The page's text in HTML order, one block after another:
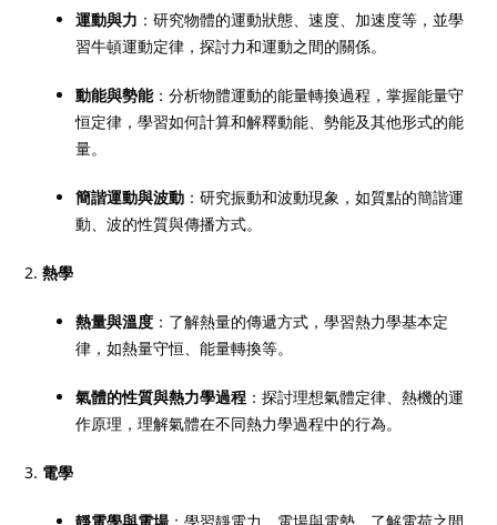
運動與力 ：研究物體的運動狀態、速度、加速度等，並學
習牛頓運動定律，探討力和運動之間的關係。
動能與勢能：分析物體運動的能量轉換過程，掌握能量守
恒定律，學習如何計算和解釋動能、勢能及其他形式的能
量。
簡諧運動與波動 ：研究振動和波動現象，如質點的簡諧運
動、波的性質與傳播方式。
熱學
熱量與溫度 ：了解熱量的傳遞方式，學習熱力學基本定
律，如熱量守恒、能量轉換等。
氣體的性質與熱力學過程 ：探討理想氣體定律、熱機的運
作原理，理解氣體在不同熱力學過程中的行為。
電學